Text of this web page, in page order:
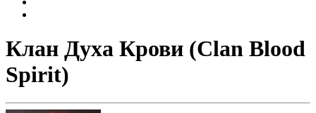
Клан Духа Крови (Clan Blood
Spirit)